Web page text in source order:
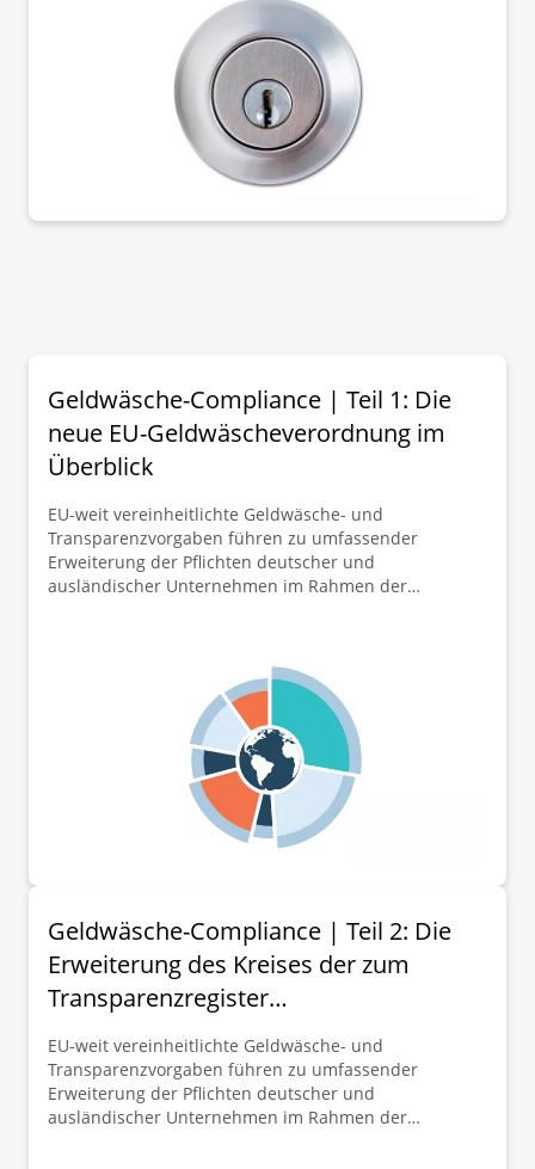
Unternehmen verbleiben (sog. „Asset Lock"). Die
Mitgliedschaft soll persönlich und weder frei
übertragbar noch vererbbar sein; die Mitglieder
nehmen damit eine Art treuhänderische Stellung ein.
Geldwäsche-Compliance | Teil 1: Die
neue EU-Geldwäscheverordnung im
Überblick
EU-weit vereinheitlichte Geldwäsche- und
Transparenzvorgaben führen zu umfassender
Erweiterung der Pflichten deutscher und
ausländischer Unternehmen im Rahmen der
überblicksartig dar, bevor wir in den folgenden
Beiträgen vertiefter auf ausgewählte
Schlüsselelemente der zahlreichen Neuregelungen
eingehen werden.
Geldwäsche-Compliance | Teil 2: Die
Erweiterung des Kreises der zum
Transparenzregister
mitteilungspflichtigen Unternehmen
EU-weit vereinheitlichte Geldwäsche- und
Transparenzvorgaben führen zu umfassender
Erweiterung der Pflichten deutscher und
ausländischer Unternehmen im Rahmen der